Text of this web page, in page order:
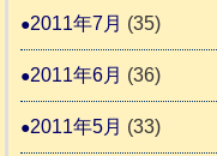
2011年7月 (35)
2011年6月 (36)
2011年5月 (33)